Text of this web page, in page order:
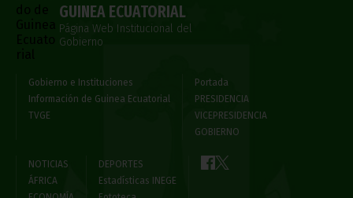
GUINEA ECUATORIAL
Página Web Institucional del
Gobierno
Gobierno e Instituciones
Información de Guinea Ecuatorial
TVGE
Portada
PRESIDENCIA
VICEPRESIDENCIA
GOBIERNO
NOTICIAS
ÁFRICA
DEPORTES
Estadísticas INEGE